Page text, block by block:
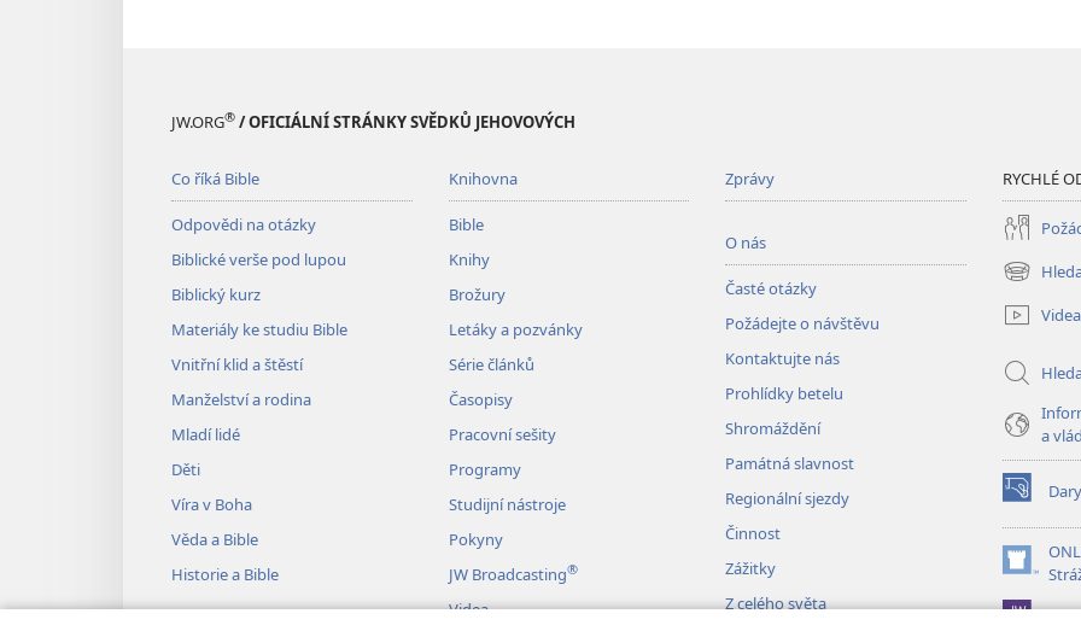
JW.ORG® / OFICIÁLNÍ STRÁNKY SVĚDKŮ JEHOVOVÝCH
Co říká Bible
Odpovědi na otázky
Biblické verše pod lupou
Biblický kurz
Materiály ke studiu Bible
Vnitřní klid a štěstí
Manželství a rodina
Mladí lidé
Děti
Víra v Boha
Věda a Bible
Historie a Bible
Knihovna
Bible
Knihy
Brožury
Letáky a pozvánky
Série článků
Časopisy
Pracovní sešity
Programy
Studijní nástroje
Pokyny
JW Broadcasting®
Videa
Zprávy
O nás
Časté otázky
Požádejte o návštěvu
Kontaktujte nás
Prohlídky betelu
Shromáždění
Památná slavnost
Regionální sjezdy
Činnost
Zážitky
Z celého světa
RYCHLÉ
(otevřeno
nové
okno)
Videa
a
Dary
(otevřeno
nové
okno)
(otevřeno
nové